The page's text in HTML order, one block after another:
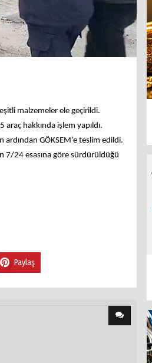
malzemeler ele geçirildi.
hakkında işlem yapıldı.
GÖKSEM’e teslim edildi.
7/24 esasına göre sürdürüldüğü
Paylaş